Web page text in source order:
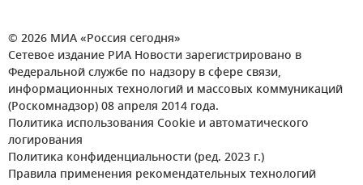
© 2026 МИА «Россия сегодня»
Сетевое издание РИА Новости зарегистрировано в
Федеральной службе по надзору в сфере связи,
информационных технологий и массовых коммуникаций
(Роскомнадзор) 08 апреля 2014 года.
Политика использования Cookie и автоматического
логирования
Политика конфиденциальности (ред. 2023 г.)
Правила применения рекомендательных технологий